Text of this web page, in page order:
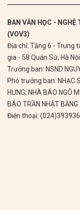
BAN VĂN HỌC -
(VOV3)
Địa chỉ: Tầng 6 - Trung
gia - 58 Quán Sứ, Hà Nội
Trưởng ban: NSND
Phó trưởng ban: NHẠC
HƯNG; NHÀ BÁO NGÔ
BÁO TRẦN NHẬT BẰNG
Điện thoại: